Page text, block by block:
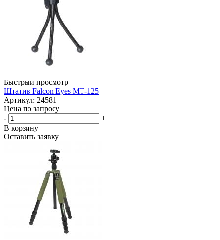
Быстрый просмотр
Штатив Falcon Eyes МТ-125
Артикул: 24581
Цена по запросу
-
+
В корзину
Оставить заявку